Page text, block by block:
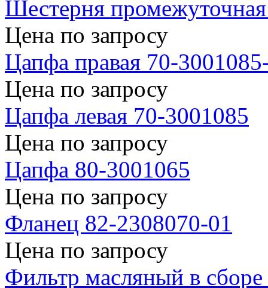
Шестерня
Цена по запросу
Цапфа правая 70-
Цена по запросу
Цапфа левая 70-3001085
Цена по запросу
Цапфа 80-3001065
Цена по запросу
Фланец 82-2308070-01
Цена по запросу
Фильтр масляный в